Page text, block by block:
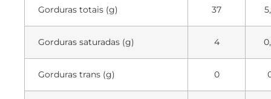
Gorduras totais (g) 37
Gorduras saturadas (g) 4
Gorduras trans (g) 0